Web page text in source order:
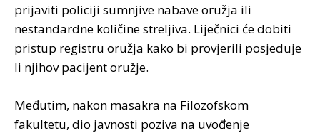
prijaviti policiji sumnjive nabave oružja ili
nestandardne količine streljiva. Liječnici će dobiti
pristup registru oružja kako bi provjerili posjeduje
li njihov pacijent oružje.
Međutim, nakon masakra na Filozofskom
fakultetu, dio javnosti poziva na uvođenje